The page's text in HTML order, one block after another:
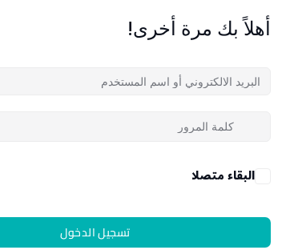
أهلاً بك مرة أخرى!
البقاء متصلا
تسجيل الدخول